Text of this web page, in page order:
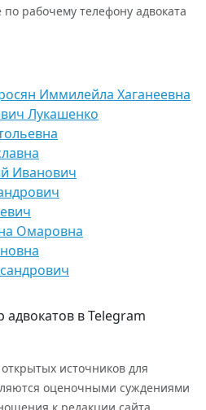
рабочему телефону адвоката
Иммилейла Хаганеевна
Лукашенко
Иванович
Омаровна
адвокатов в Telegram
источников для
оценочными суждениями